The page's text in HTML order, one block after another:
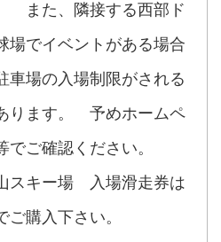
また、隣接する西部ド
場でイベントがある場合
車場の入場制限がされる
ります。 予めホームペ
でご確認ください。
スキー場 入場滑走券は
ご購入下さい。